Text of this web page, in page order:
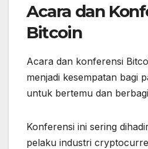
Acara dan
Bitcoin
Acara dan konferensi
menjadi kesempatan bagi
untuk bertemu dan
Konferensi ini sering
pelaku industri